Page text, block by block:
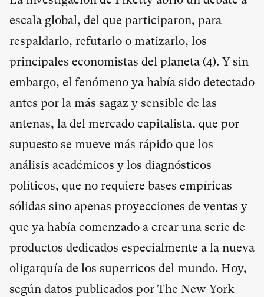
escala global, del que participaron, para
respaldarlo, refutarlo o matizarlo, los
principales economistas del planeta (4). Y sin
embargo, el fenómeno ya había sido detectado
antes por la más sagaz y sensible de las
antenas, la del mercado capitalista, que por
supuesto se mueve más rápido que los
análisis académicos y los diagnósticos
políticos, que no requiere bases empíricas
sólidas sino apenas proyecciones de ventas y
que ya había comenzado a crear una serie de
productos dedicados especialmente a la nueva
oligarquía de los superricos del mundo. Hoy,
según datos publicados por The New York